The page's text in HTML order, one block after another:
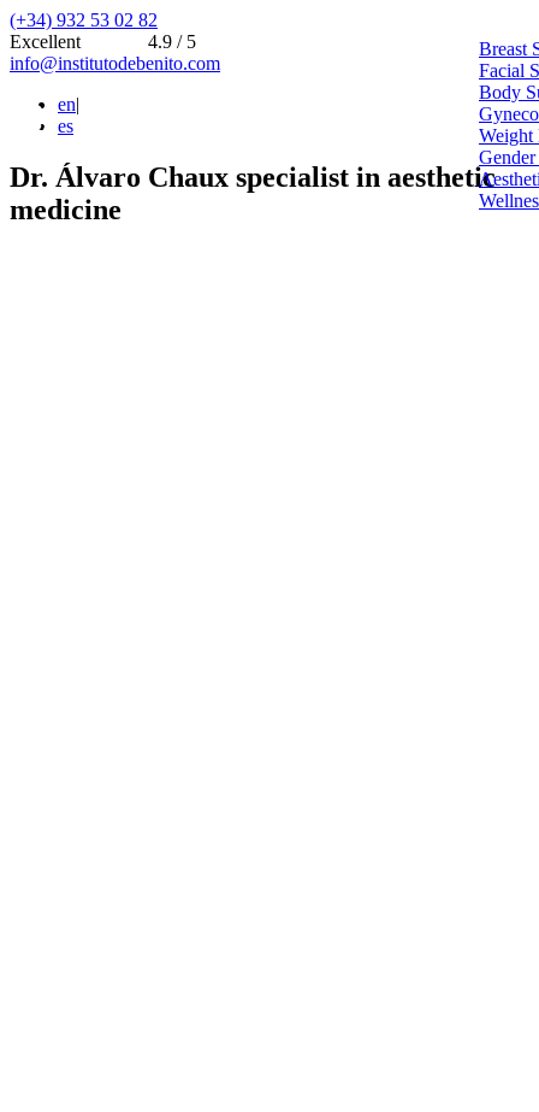
(+34) 932 53 02 82
Excellent
4.9 / 5
info@institutodebenito.com
en|
es
Breast
Facial
Body
Weight
Dr. Álvaro Chaux specialist in aesthetic
medicine